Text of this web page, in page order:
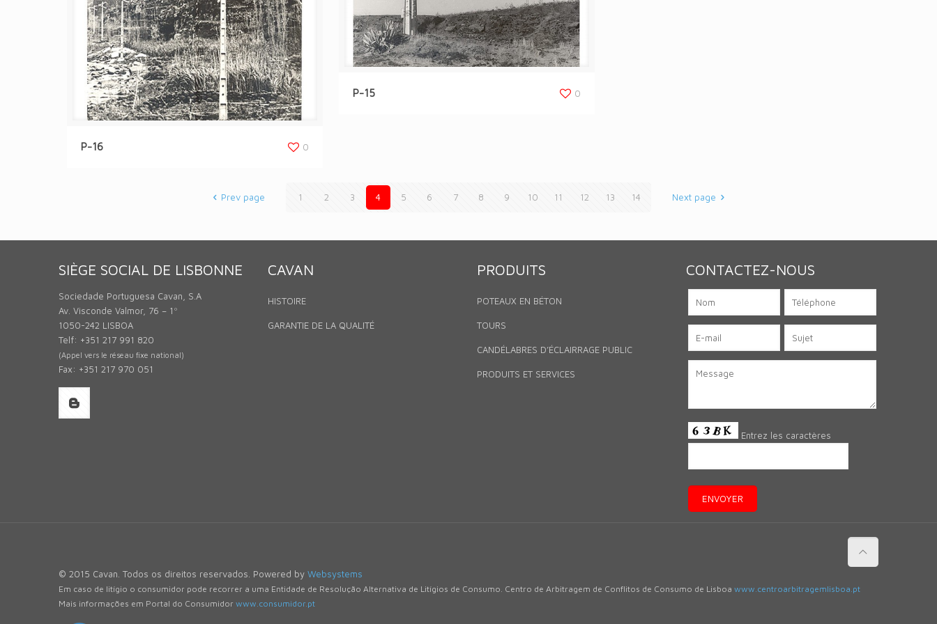
P-16 0
P-15 0
Prev page 1 2 3 4 5 6 7 8 9 10 11 12 13 14 Next page
SIÈGE SOCIAL DE LISBONNE
Sociedade Portuguesa Cavan, S.A
Av. Visconde Valmor, 76 – 1º
1050-242 LISBOA
Telf: +351 217 991 820
(Appel vers le réseau fixe national)
Fax: +351 217 970 051
CAVAN
HISTOIRE
GARANTIE DE LA QUALITÉ
PRODUITS
POTEAUX EN BÉTON
TOURS
CANDÉLABRES D’ÉCLAIRRAGE PUBLIC
PRODUITS ET SERVICES
CONTACTEZ-NOUS
Entrez les caractères
© 2015 Cavan. Todos os direitos reservados. Powered by Websystems
Em caso de litígio o consumidor pode recorrer a uma Entidade de Resolução Alternativa de Litígios de Consumo. Centro de Arbitragem de Conflitos de Consumo de Lisboa www.centroarbitragemlisboa.pt
Mais informações em Portal do Consumidor www.consumidor.pt